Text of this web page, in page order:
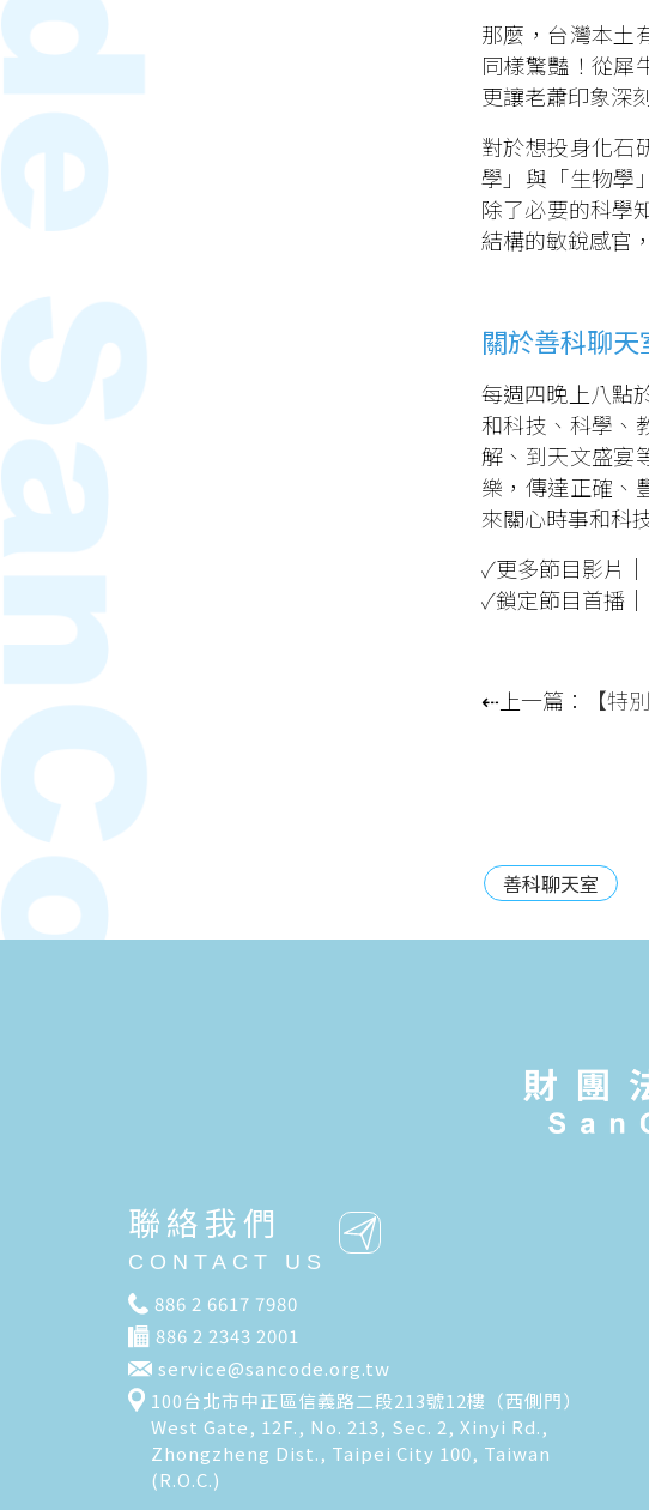
那麼，台灣本土
同樣驚豔！從犀
更讓老蕭印象深
對於想投身化石
學」與「生物學
除了必要的科學
結構的敏銳感官
關於善科聊天
每週四晚上八點
和科技、科學、
解、到天文盛宴
樂，傳達正確、
來關心時事和科
✓更多節目影片｜
✓鎖定節目首播｜
⇠上一篇：
【特
善科聊天室
聯絡我們
CONTACT US
886 2 6617 7980
886 2 2343 2001
service@sancode.org.tw
100台北市中正區信義路二段213號12樓（西側門）
West Gate, 12F., No. 213, Sec. 2, Xinyi Rd.,
Zhongzheng Dist., Taipei City 100, Taiwan
(R.O.C.)